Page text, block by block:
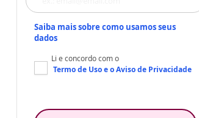
Saiba mais sobre como usamos seus
dados
Li e concordo com o
Termo de Usoe oAviso de Privacidade